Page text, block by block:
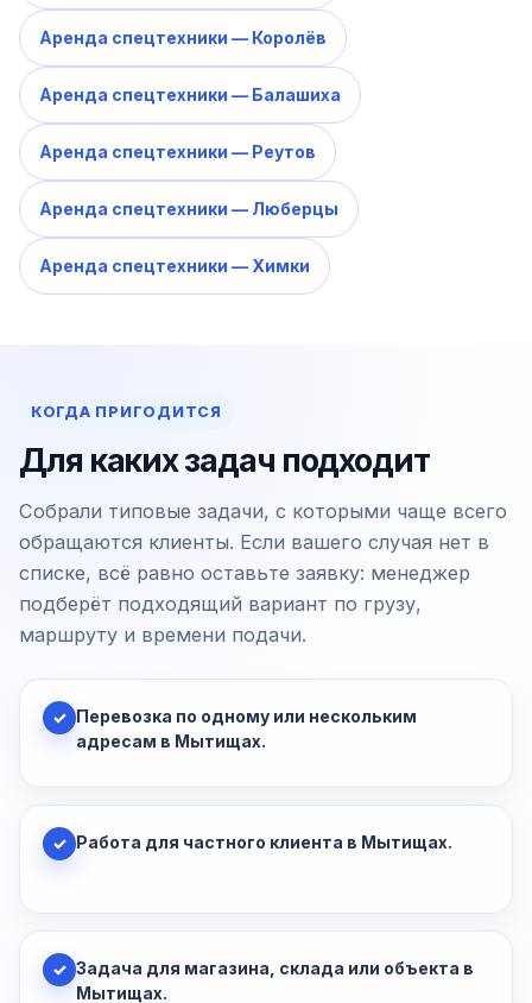
Аренда спецтехники — Королёв
Аренда спецтехники — Балашиха
Аренда спецтехники — Реутов
Аренда спецтехники — Люберцы
Аренда спецтехники — Химки
КОГДА ПРИГОДИТСЯ
Для каких задач подходит
Собрали типовые задачи, с которыми чаще всего
обращаются клиенты. Если вашего случая нет в
списке, всё равно оставьте заявку: менеджер
подберёт подходящий вариант по грузу,
маршруту и времени подачи.
✓ Перевозка по одному или нескольким
адресам в Мытищах.
✓ Работа для частного клиента в Мытищах.
✓ Задача для магазина, склада или объекта в
Мытищах.